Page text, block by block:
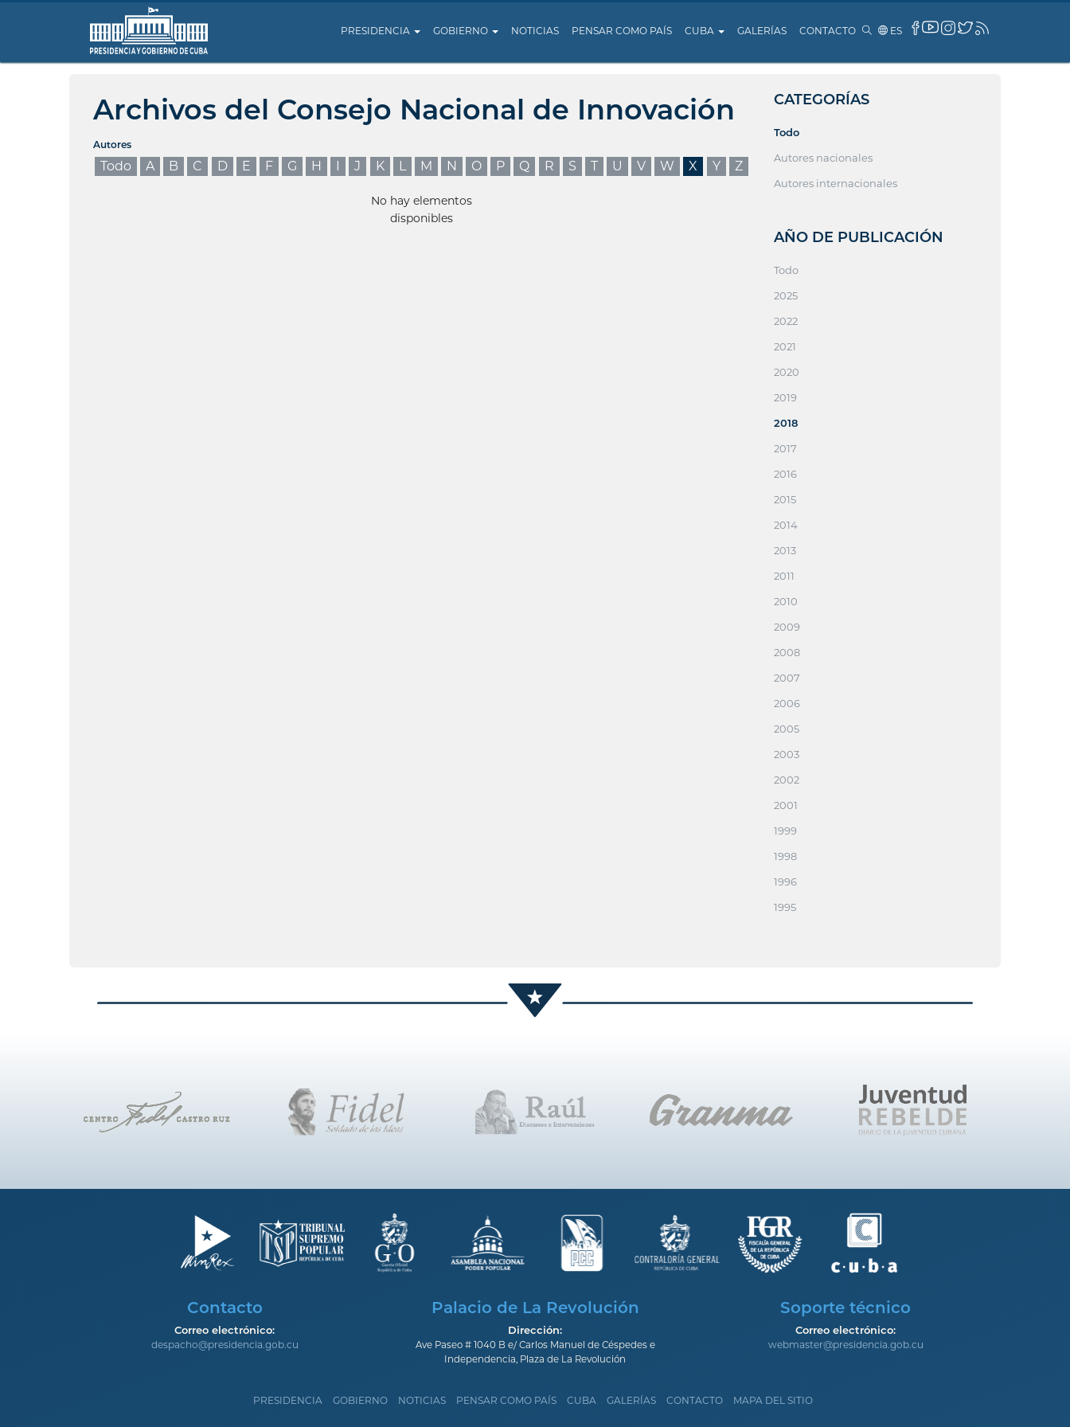
PRESIDENCIA GOBIERNO NOTICIAS PENSAR COMO PAÍS CUBA GALERÍAS CONTACTO ES
Archivos del Consejo Nacional de Innovación
Autores
Todo A B C D E F G H I J K L M N O P Q R S T U V W X Y Z
No hay elementos
disponibles
CATEGORÍAS
Todo
Autores nacionales
Autores internacionales
AÑO DE PUBLICACIÓN
Todo
2025
2022
2021
2020
2019
2018
2017
2016
2015
2014
2013
2011
2010
2009
2008
2007
2006
2005
2003
2002
2001
1999
1998
1996
1995
Contacto
Correo electrónico:
despacho@presidencia.gob.cu
Palacio de La Revolución
Dirección:
Ave Paseo # 1040 B e/ Carlos Manuel de Céspedes e
Independencia, Plaza de La Revolución
Soporte técnico
Correo electrónico:
webmaster@presidencia.gob.cu
PRESIDENCIA GOBIERNO NOTICIAS PENSAR COMO PAÍS CUBA GALERÍAS CONTACTO MAPA DEL SITIO